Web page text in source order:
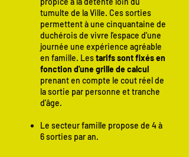
tumulte de la Ville. Ces sorties
permettent à une cinquantaine de
duchérois de vivre l'espace d'une
journée une expérience agréable
en famille. Lestarifs sont fixés en
fonction d'une grille de calcul
prenant en compte le cout réel de
la sortie par personne et tranche
d'âge.
Le secteur famille propose de 4 à
6 sorties par an.